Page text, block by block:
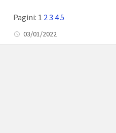
Pagini: 1 2 3 45
03/01/2022